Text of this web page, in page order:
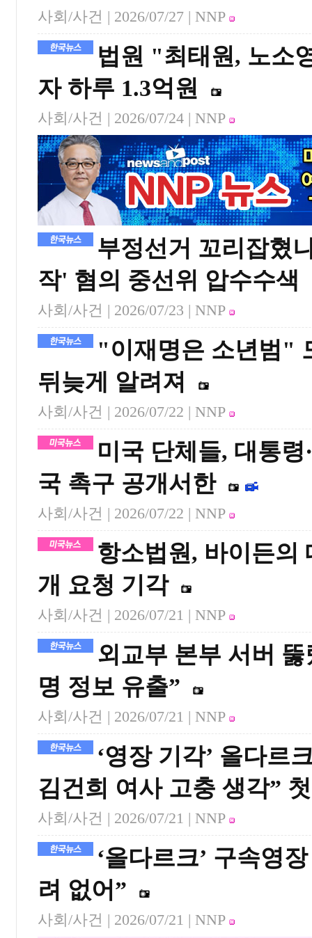
사회/사건 | 2026/07/27 | NNP
법원 "최태원, 노소
자 하루 1.3억원
사회/사건 | 2026/07/24 | NNP
부정선거 꼬리잡혔
작' 혐의 중선위 압수수색
사회/사건 | 2026/07/23 | NNP
"이재명은 소년범"
뒤늦게 알려져
사회/사건 | 2026/07/22 | NNP
미국 단체들, 대통
국 촉구 공개서한
사회/사건 | 2026/07/22 | NNP
항소법원, 바이든의
개 요청 기각
사회/사건 | 2026/07/21 | NNP
외교부 본부 서버
명 정보 유출”
사회/사건 | 2026/07/21 | NNP
‘영장 기각’ 올다르
김건희 여사 고충 생각”
사회/사건 | 2026/07/21 | NNP
‘올다르크’ 구속영
려 없어”
사회/사건 | 2026/07/21 | NNP